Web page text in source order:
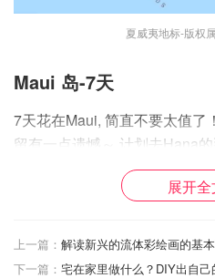
夏威夷地标-版权
Maui 岛-7天
7天花在Maui, 简直不要太值了
留有一点遗憾～ 计划去Hana
不改道。行前问了老美同事，
的攻略有所不同，总之，我们
展开全
上一篇： 解读新兴的流体彩绘画的基
下一篇： 宅在家里做什么？DIY出自